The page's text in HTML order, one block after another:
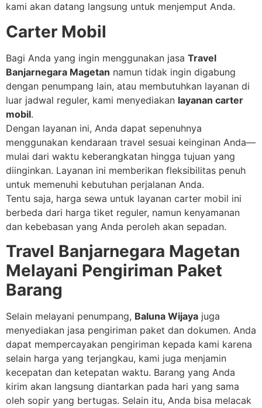
kami akan datang langsung untuk menjemput Anda.
Carter Mobil
Bagi Anda yang ingin menggunakan jasa Travel
Banjarnegara Magetan namun tidak ingin digabung
dengan penumpang lain, atau membutuhkan layanan di
luar jadwal reguler, kami menyediakan layanan carter
mobil.
Dengan layanan ini, Anda dapat sepenuhnya
menggunakan kendaraan travel sesuai keinginan Anda—
mulai dari waktu keberangkatan hingga tujuan yang
diinginkan. Layanan ini memberikan fleksibilitas penuh
untuk memenuhi kebutuhan perjalanan Anda.
Tentu saja, harga sewa untuk layanan carter mobil ini
berbeda dari harga tiket reguler, namun kenyamanan
dan kebebasan yang Anda peroleh akan sepadan.
Travel Banjarnegara Magetan
Melayani Pengiriman Paket
Barang
Selain melayani penumpang, Baluna Wijaya juga
menyediakan jasa pengiriman paket dan dokumen. Anda
dapat mempercayakan pengiriman kepada kami karena
selain harga yang terjangkau, kami juga menjamin
kecepatan dan ketepatan waktu. Barang yang Anda
kirim akan langsung diantarkan pada hari yang sama
oleh sopir yang bertugas. Selain itu, Anda bisa melacak